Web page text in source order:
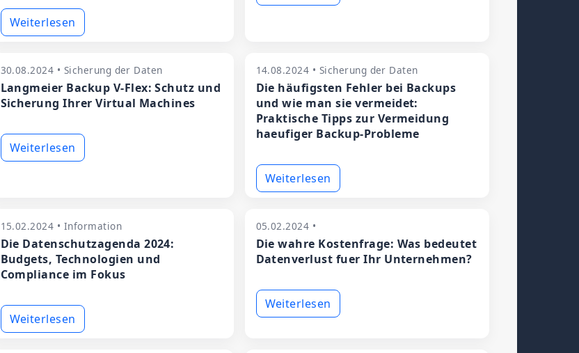
Weiterlesen
30.08.2024 • Sicherung der Daten
Langmeier Backup V-Flex: Schutz und
Sicherung Ihrer Virtual Machines
Weiterlesen
14.08.2024 • Sicherung der Daten
Die häufigsten Fehler bei Backups
und wie man sie vermeidet:
Praktische Tipps zur Vermeidung
haeufiger Backup-Probleme
Weiterlesen
15.02.2024 • Information
Die Datenschutzagenda 2024:
Budgets, Technologien und
Compliance im Fokus
Weiterlesen
05.02.2024 •
Die wahre Kostenfrage: Was bedeutet
Datenverlust fuer Ihr Unternehmen?
Weiterlesen